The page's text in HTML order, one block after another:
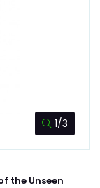
1/3
the Unseen